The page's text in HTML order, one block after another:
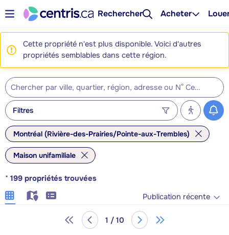
Rechercher Acheter
Cette propriété n'est plus disponible. Voici d'autres
propriétés semblables dans cette région.
Filtres
Montréal (Rivière-des-Prairies/Pointe-aux-Trembles)
Maison unifamiliale
* 199 propriétés trouvées
Publication récente
1 / 10